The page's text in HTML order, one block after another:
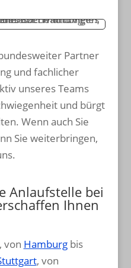
Partner
und fachlicher
unseres Teams
und bürgt
Wenn auch Sie
Sie weiterbringen,
Anlaufstelle bei
Ihnen
, von Hamburgbis
, von